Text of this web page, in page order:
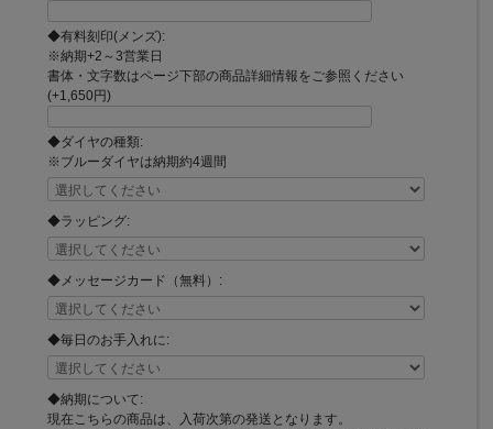
◆有料刻印(メンズ):
※納期+2～3営業日
書体・文字数はページ下部の商品詳細情報をご参照ください
(+1,650円)
◆ダイヤの種類:
※ブルーダイヤは納期約4週間
◆ラッピング:
◆メッセージカード（無料）:
◆毎日のお手入れに:
◆納期について:
現在こちらの商品は、入荷次第の発送となります。